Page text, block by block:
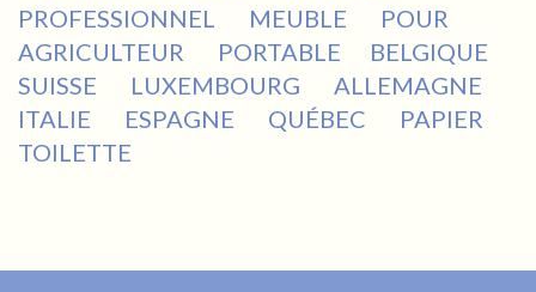
PROFESSIONNEL
MEUBLE
POUR
AGRICULTEUR
PORTABLE
BELGIQUE
SUISSE
LUXEMBOURG
ALLEMAGNE
ITALIE
ESPAGNE QUÉBEC
PAPIER
TOILETTE